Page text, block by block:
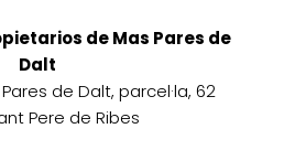
de Mas Pares de
Dalt
de Dalt, parcel·la, 62
Pere de Ribes